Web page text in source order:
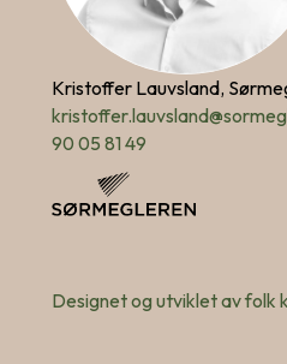
Kristoffer Lauvsland,
90 05 81 49
Designet og utviklet av folk